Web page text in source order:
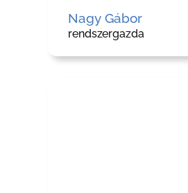
Nagy Gábor
rendszergazda